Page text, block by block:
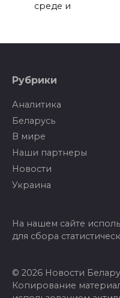
среде и
Рубрики
Аналитика
Беларусь
В мире
Наши партнеры
Новости
Украина
На нашем сайте
для сбора
© 2026 Новости
Копирование